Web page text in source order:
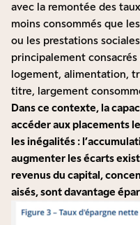
avec la remontée des
moins consommés que
ou les prestations
principalement
logement, alimentation,
titre, largement
Dans ce contexte, la
accéder aux placements
les inégalités :
augmenter les écarts
revenus du capital,
aisés, sont davantage